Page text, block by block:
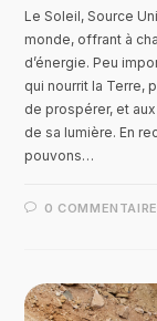
Le Soleil, Source
monde, offrant à
d’énergie. Peu
qui nourrit la Terre,
de prospérer, et
de sa lumière. En
pouvons…
0 COMMENTAIRE